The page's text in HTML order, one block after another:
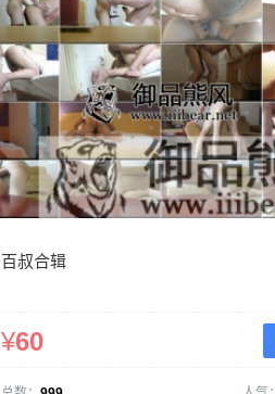
百叔合辑
¥60